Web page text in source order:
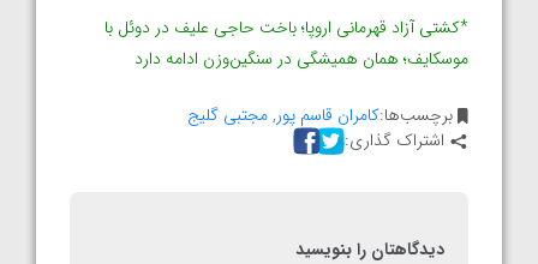
*کشتی آزاد قهرمانی اروپا؛ باخت حاجی علیف در دوئل با
موسکایف؛ همان همیشگی در سنگین‌وزن ادامه دارد
برچسب‌ها:کامران قاسم پور,مجتبی گلیج
اشتراک گذاری:
دیدگاهتان را بنویسید